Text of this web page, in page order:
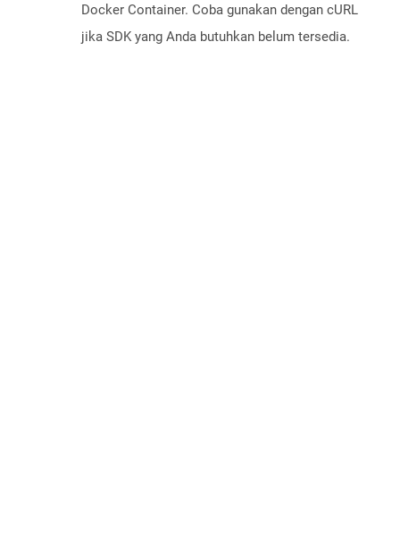
Docker Container. Coba gunakan dengan cURL
jika SDK yang Anda butuhkan belum tersedia.